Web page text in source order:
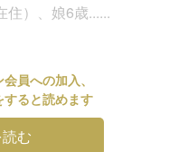
住）、娘6歳......
員への加入、
すると読めます
む